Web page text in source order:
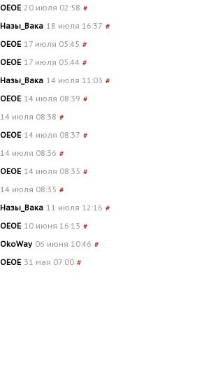
OEOE 20 июля 02:58 #
Назы_Вака 18 июля 16:37 #
OEOE 17 июля 05:45 #
OEOE 17 июля 05:44 #
Назы_Вака 14 июля 11:03 #
OEOE 14 июля 08:39 #
14 июля 08:38 #
OEOE 14 июля 08:37 #
14 июля 08:36 #
OEOE 14 июля 08:35 #
14 июля 08:35 #
Назы_Вака 11 июля 12:16 #
OEOE 10 июня 16:13 #
OkoWay 06 июня 10:46 #
OEOE 31 мая 07:00 #